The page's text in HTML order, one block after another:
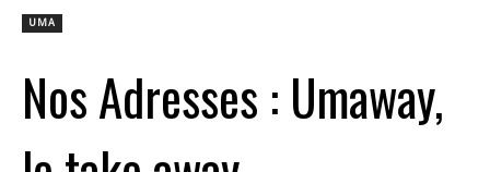
UMA
Nos Adresses : Umaway,